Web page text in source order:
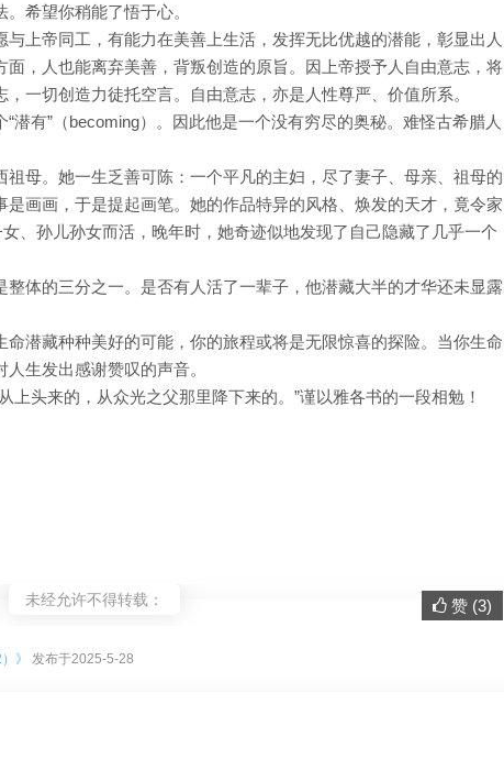
希望你稍能了悟于心。
与上帝同工，有能力在美善上生活，发挥无比优越的潜能，彰显出人
，人也能离弃美善，背叛创造的原旨。因上帝授予人自由意志，将
一切创造力徒托空言。自由意志，亦是人性尊严、价值所系。
“潜有”（becoming）。因此他是一个没有穷尽的奥秘。难怪古希腊人
母。她一生乏善可陈：一个平凡的主妇，尽了妻子、母亲、祖母的
画画，于是提起画笔。她的作品特异的风格、焕发的天才，竟令家
、孙儿孙女而活，晚年时，她奇迹似地发现了自己隐藏了几乎一个
体的三分之一。是否有人活了一辈子，他潜藏大半的才华还未显露
潜藏种种美好的可能，你的旅程或将是无限惊喜的探险。当你生命
生发出感谢赞叹的声音。
上头来的，从众光之父那里降下来的。”谨以雅各书的一段相勉！
赞 (3)
未经允许不得转载：
》 发布于2025-5-28